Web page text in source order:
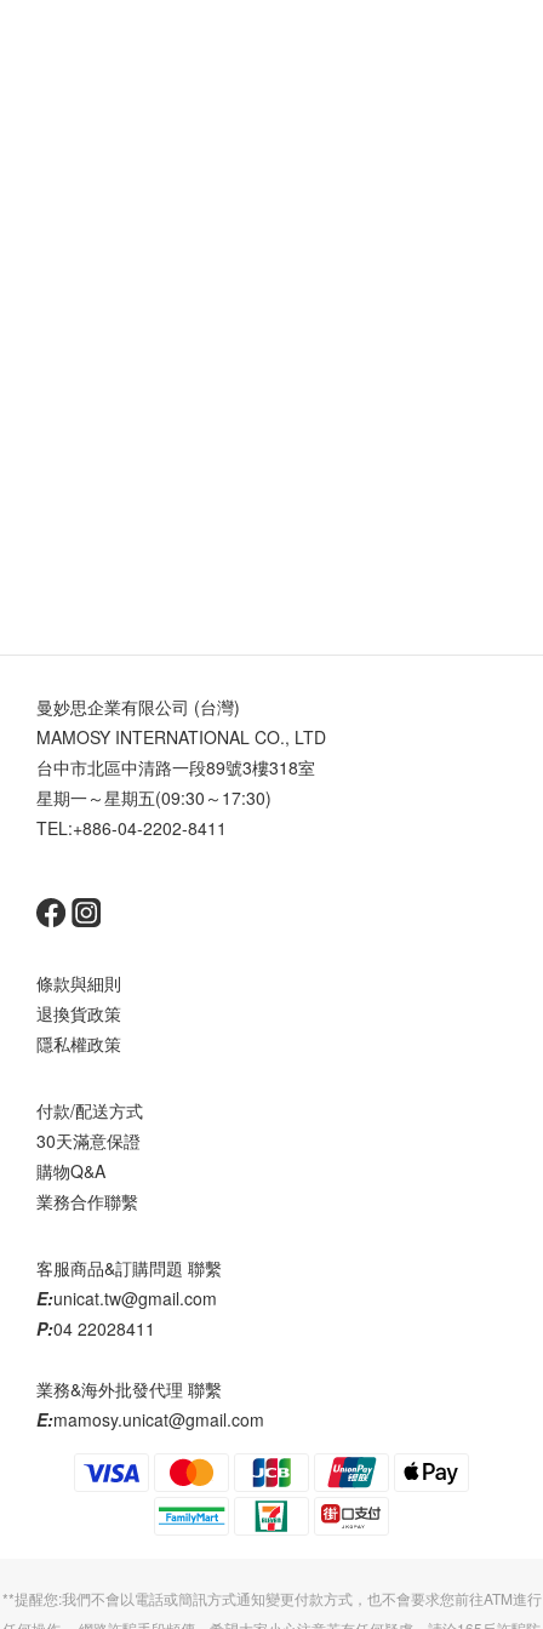
曼妙思企業有限公司 (台灣)
MAMOSY INTERNATIONAL CO., LTD
台中市北區中清路一段89號3樓318室
星期一～星期五(09:30～17:30)
TEL:+886-04-2202-8411
條款與細則
退換貨政策
隱私權政策
付款/配送方式
30天滿意保證
購物Q&A
業務合作聯繫
客服商品&訂購問題 聯繫
E:unicat.tw@gmail.com
P:04 22028411
業務&海外批發代理 聯繫
E:mamosy.unicat@gmail.com
**提醒您:我們不會以電話或簡訊方式通知變更付款方式，也不會要求您前往ATM進行